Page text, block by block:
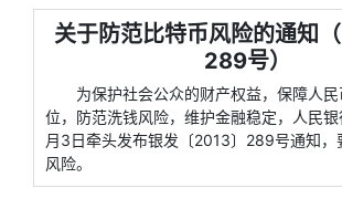
关于防范比特币风险的通知（
289号）
为保护社会公众的财产权益，保障人
位，防范洗钱风险，维护金融稳定，人民
月3日牵头发布银发〔2013〕289号通知，
风险。